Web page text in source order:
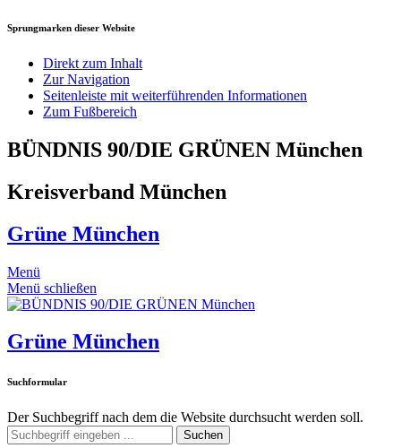
Sprungmarken dieser Website
Direkt zum Inhalt
Zur Navigation
Seitenleiste mit weiterführenden Informationen
Zum Fußbereich
BÜNDNIS 90/DIE GRÜNEN München
Kreisverband München
Grüne München
Menü
Menü schließen
Grüne München
Suchformular
Der Suchbegriff nach dem die Website durchsucht werden soll.
Suchen